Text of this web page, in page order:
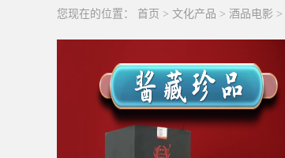
您现在的位置： 首页 > 文化产品 > 酒品电影 >